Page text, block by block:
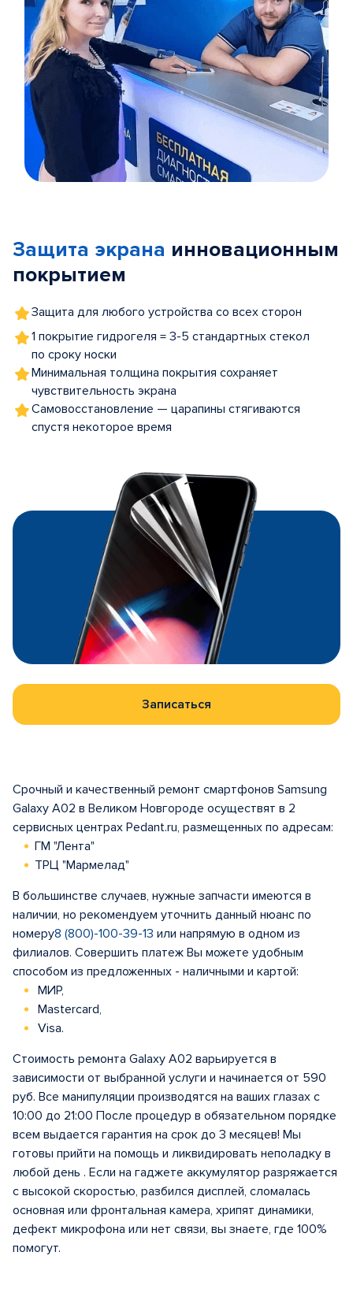
5
Защита экрана инновационным
покрытием
Защита для любого устройства со всех сторон
1 покрытие гидрогеля = 3-5 стандартных стекол
по сроку носки
Минимальная толщина покрытия сохраняет
чувствительность экрана
Самовосстановление — царапины стягиваются
спустя некоторое время
Записаться
Срочный и качественный ремонт смартфонов Samsung
Galaxy A02 в Великом Новгороде осуществят в 2
сервисных центрах Pedant.ru, размещенных по адресам:
ГМ "Лента"
ТРЦ "Мармелад"
В большинстве случаев, нужные запчасти имеются в
наличии, но рекомендуем уточнить данный нюанс по
номеру8 (800)-100-39-13 или напрямую в одном из
филиалов. Совершить платеж Вы можете удобным
способом из предложенных - наличными и картой:
МИР,
Mastercard,
Visa.
Стоимость ремонта Galaxy A02 варьируется в
зависимости от выбранной услуги и начинается от 590
руб. Все манипуляции производятся на ваших глазах с
10:00 до 21:00 После процедур в обязательном порядке
всем выдается гарантия на срок до 3 месяцев! Мы
готовы прийти на помощь и ликвидировать неполадку в
любой день . Если на гаджете аккумулятор разряжается
с высокой скоростью, разбился дисплей, сломалась
основная или фронтальная камера, хрипят динамики,
дефект микрофона или нет связи, вы знаете, где 100%
помогут.